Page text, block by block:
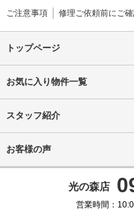
ご注意事項 修理ご依頼前にご
トップページ
お気に入り物件一覧
スタッフ紹介
お客様の声
光の森店
営業時間：